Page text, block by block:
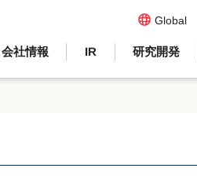
会社情報 IR 研究開発
Global